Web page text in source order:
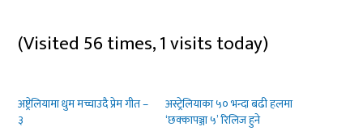
(Visited 56 times, 1 visits today)
अष्ट्रेलियामा धुम मच्चाउदै प्रेम गीत –
३
अस्ट्रेलियाका ५० भन्दा बढी हलमा
‘छक्कापञ्जा ५’ रिलिज हुने